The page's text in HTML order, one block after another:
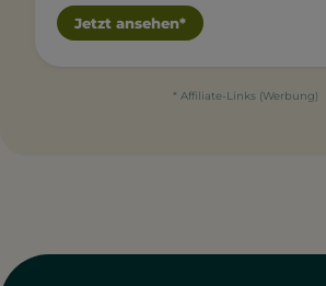
Jetzt ansehen*
* Affiliate-Links (Werbung)